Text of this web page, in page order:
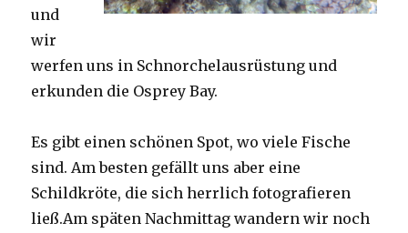
und
wir
werfen uns in Schnorchelausrüstung und
erkunden die Osprey Bay.
Es gibt einen schönen Spot, wo viele Fische
sind. Am besten gefällt uns aber eine
Schildkröte, die sich herrlich fotografieren
ließ.Am späten Nachmittag wandern wir noch